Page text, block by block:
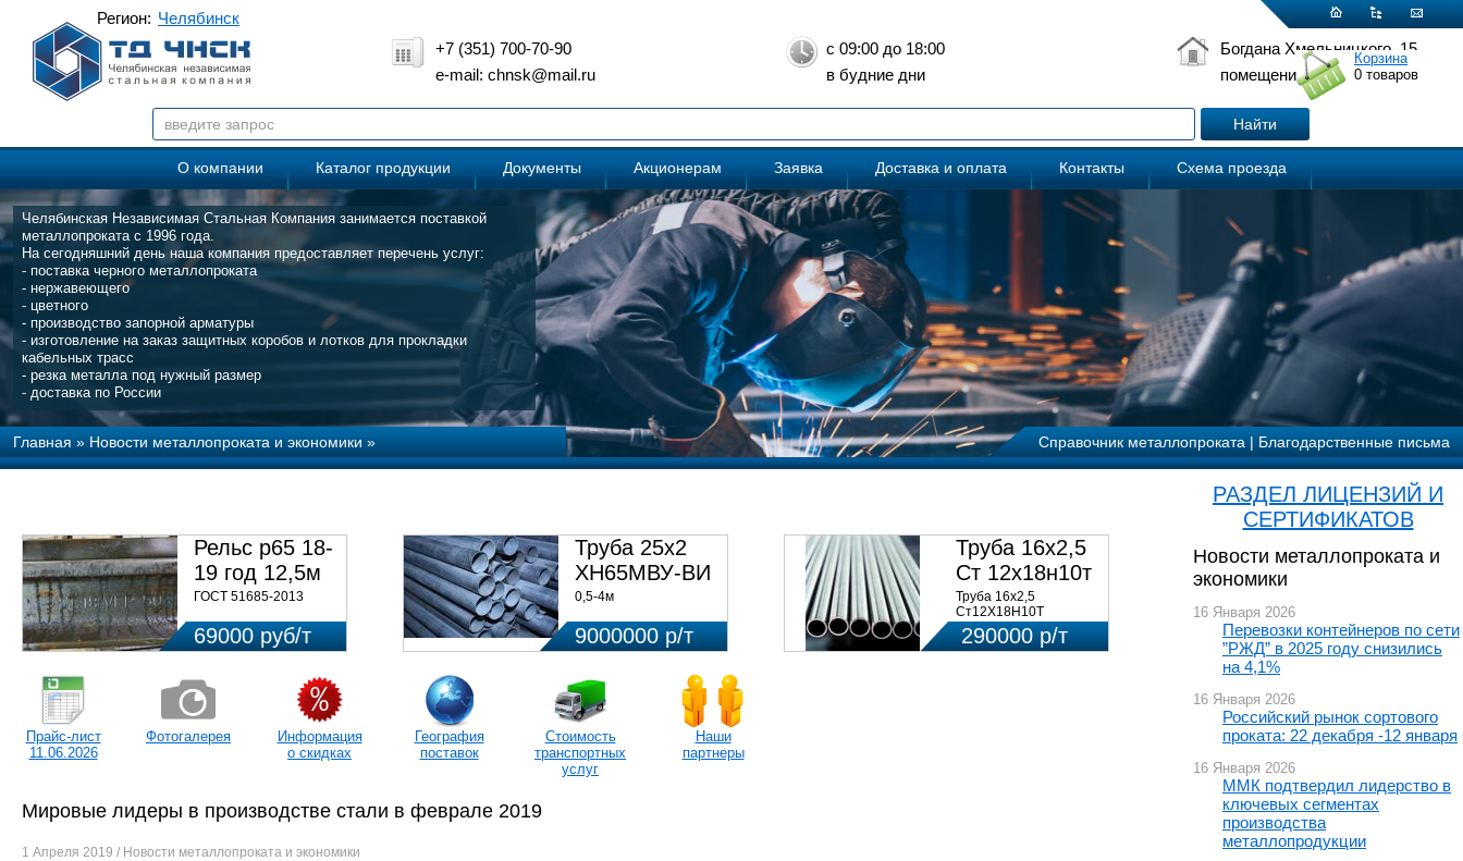
+7 (351) 700-70-90
e-mail: chnsk@mail.ru
с 09:00 до 18:00
в будние дни
Богдана Хмельницкого, 15
помещение 5
Челябинск
Регион:
О компании Каталог продукции Документы Акционерам Заявка Доставка и оплата Контакты Схема проезда
Челябинская Независимая Стальная Компания занимается поставкой
металлопроката с 1996 года.
На сегодняшний день наша компания предоставляет перечень услуг:
- поставка черного металлопроката
- нержавеющего
- цветного
- производство запорной арматуры
- изготовление на заказ защитных коробов и лотков для прокладки
кабельных трасс
- резка металла под нужный размер
- доставка по России
Главная»Новости металлопроката и экономики»
Мировые лидеры в производстве стали в феврале 2019
Справочник металлопроката|Благодарственные письма
РАЗДЕЛ ЛИЦЕНЗИЙ И
СЕРТИФИКАТОВ
Новости металлопроката и
экономики
16 Января 2026
Перевозки контейнеров по сети
”РЖД” в 2025 году снизились
на 4,1%
16 Января 2026
Российский рынок сортового
проката: 22 декабря -12 января
16 Января 2026
ММК подтвердил лидерство в
ключевых сегментах
производства
металлопродукции
Рельс р65 18-
19 год 12,5м
ГОСТ 51685-2013
69000 руб/т
Труба 25х2
ХН65МВУ-ВИ
0,5-4м
9000000 р/т
Труба 16х2,5
Ст 12х18н10т
(580кг)
Труба 16х2,5
Ст12Х18Н10Т
Цена:290000 р/т с НДС
(в наличии 580кг).
290000 р/т
Прайс-лист
11.06.2026
Фотогалерея
Информация
о скидках
География
поставок
Стоимость
транспортных
услуг
Наши
партнеры
Мировые лидеры в производстве стали в феврале 2019
1 Апреля 2019 / Новости металлопроката и экономики
Корзина
0 товаров